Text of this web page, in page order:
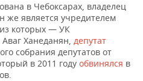
в Чебоксарах, владелец
является учредителем
которых — УК
Ханеданян, депутат
собрания депутатов от
в 2011 году обвинялся в